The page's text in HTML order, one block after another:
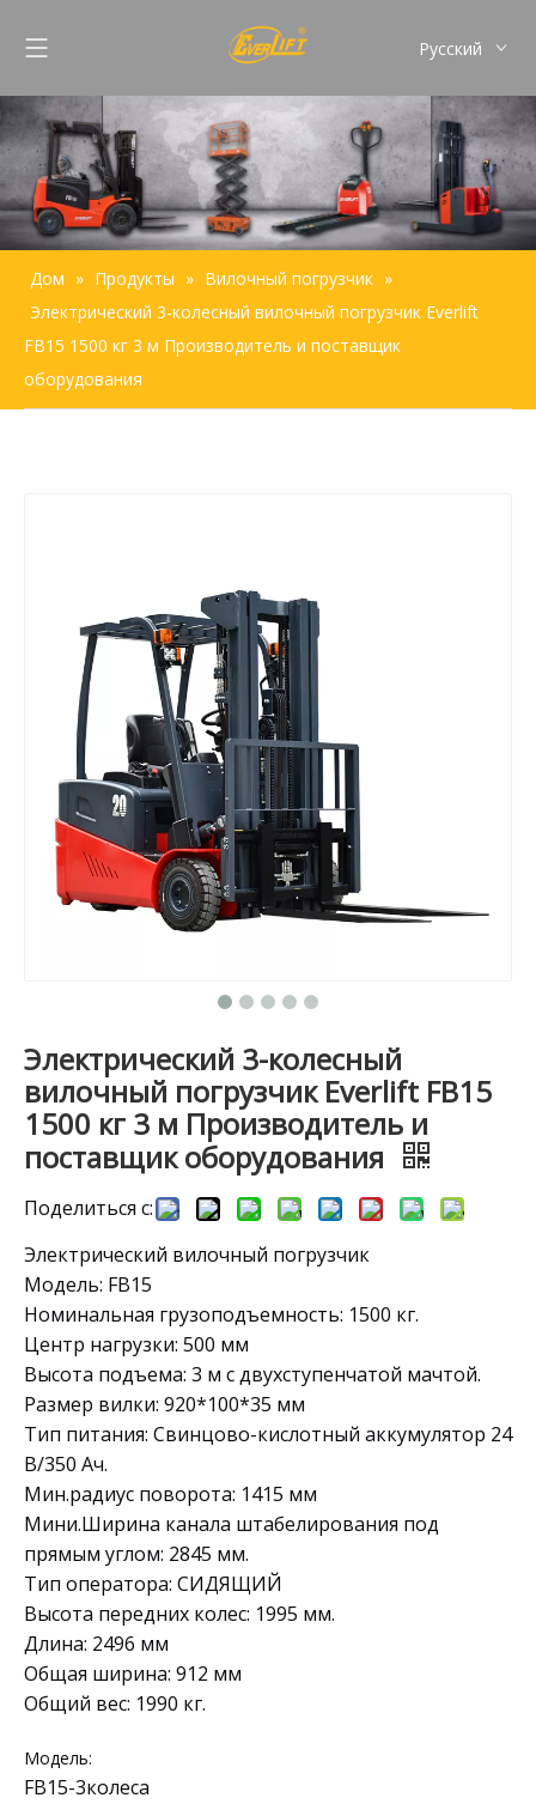
Pусский
Français
Español
Português
Дом » Продукты » Вилочный погрузчик »
Электрический 3-колесный вилочный погрузчик Everlift
FB15 1500 кг 3 м Производитель и поставщик
оборудования
Электрический 3-колесный
вилочный погрузчик Everlift FB15
1500 кг 3 м Производитель и
поставщик оборудования
Поделиться с:
Электрический вилочный погрузчик
Модель: FB15
Номинальная грузоподъемность: 1500 кг.
Центр нагрузки: 500 мм
Высота подъема: 3 м с двухступенчатой ​​мачтой.
Размер вилки: 920*100*35 мм
Тип питания: Свинцово-кислотный аккумулятор 24
В/350 Ач.
Мин.радиус поворота: 1415 мм
Мини.Ширина канала штабелирования под
прямым углом: 2845 мм.
Тип оператора: СИДЯЩИЙ
Высота передних колес: 1995 мм.
Длина: 2496 мм
Общая ширина: 912 мм
Общий вес: 1990 кг.
Модель:
FB15-3колеса